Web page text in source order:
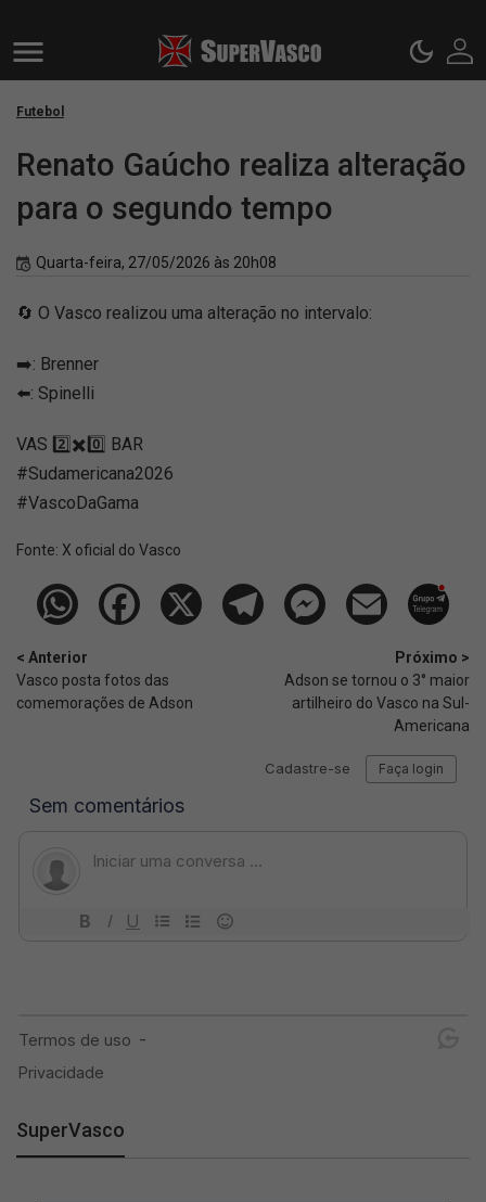
Futebol
Renato Gaúcho realiza alteração
para o segundo tempo
Quarta-feira, 27/05/2026 às 20h08
🔄 O Vasco realizou uma alteração no intervalo:
➡️: Brenner
⬅️: Spinelli
VAS 2️⃣✖️0️⃣ BAR
#Sudamericana2026
#VascoDaGama
Fonte: X oficial do Vasco
< Anterior
Vasco posta fotos das
comemorações de Adson
Próximo >
Adson se tornou o 3° maior
artilheiro do Vasco na Sul-
Americana
SuperVasco